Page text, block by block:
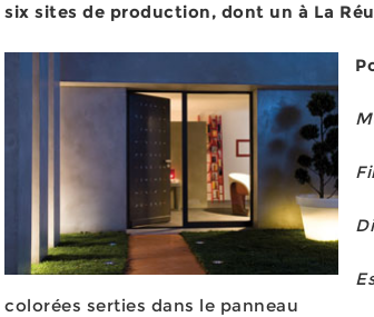
six sites de production, dont un à La
colorées serties dans le panneau